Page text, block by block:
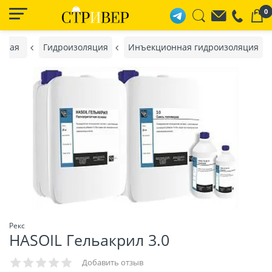
0
Гидроизоляция Инъекционная гидроизоляция
Рекс
HASOIL Гельакрил 3.0
Добавить отзыв